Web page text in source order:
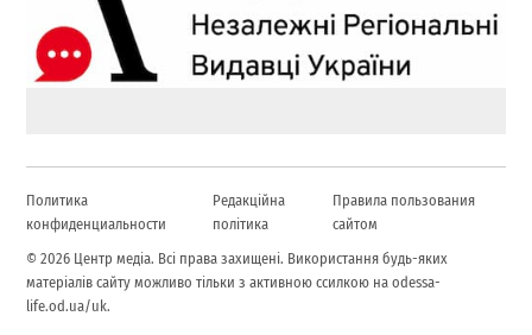
Политика
конфиденциальности
Редакційна
політика
Правила пользования
сайтом
© 2026 Центр медіа. Всі права захищені. Використання будь-яких
матеріалів сайту можливо тільки з активною ссилкою на odessa-
life.od.ua/uk.